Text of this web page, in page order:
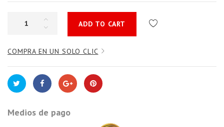
ADD TO CART
COMPRA EN UN SOLO CLIC
Medios de pago